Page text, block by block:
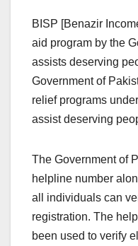
BISP [Benazir
aid program by the
assists deserving
Government of
relief programs
assist deserving
The Government of
helpline number
all individuals can
registration. The
been used to verify